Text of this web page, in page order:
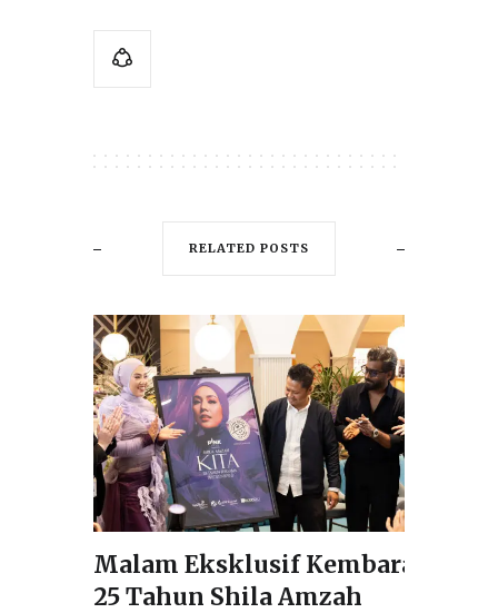
RELATED POSTS
Malam Eksklusif Kembara
25 Tahun Shila Amzah